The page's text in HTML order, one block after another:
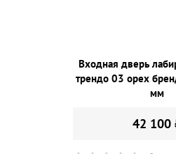
Входная дверь
трендо 03 орех
мм
42 100